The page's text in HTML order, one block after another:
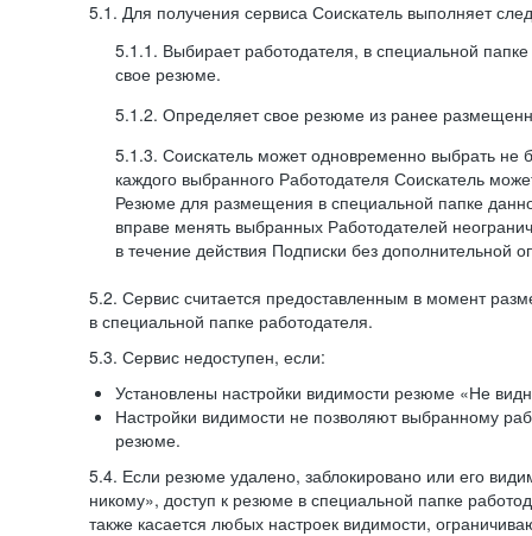
5.1. Для получения сервиса Соискатель выполняет
5.1.1. Выбирает работодателя, в специальной папке
свое резюме.
5.1.2. Определяет свое резюме из ранее
5.1.3. Соискатель может одновременно выбрать не
каждого выбранного Работодателя Соискатель
Резюме для размещения в специальной папке
вправе менять выбранных Работодателей
в течение действия Подписки без дополнительной
5.2. Сервис считается предоставленным в момент
в специальной папке работодателя.
5.3. Сервис недоступен, если:
Установлены настройки видимости резюме «Не
Настройки видимости не позволяют выбранному
резюме.
5.4. Если резюме удалено, заблокировано или его
никому», доступ к резюме в специальной папке
также касается любых настроек видимости,